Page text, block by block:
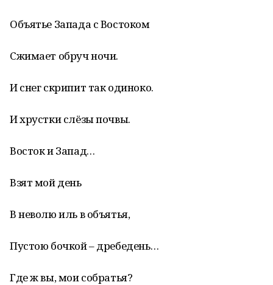
Объятье Запада с Востоком
Сжимает обруч ночи.
И снег скрипит так одиноко.
И хрустки слёзы почвы.
Восток и Запад…
Взят мой день
В неволю иль в объятья,
Пустою бочкой – дребедень…
Где ж вы, мои собратья?